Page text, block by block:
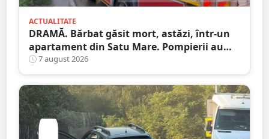
ACTUALITATE
DRAMĂ. Bărbat găsit mort, astăzi, într-un
apartament din Satu Mare. Pompierii au
spart ușa
7 august 2026